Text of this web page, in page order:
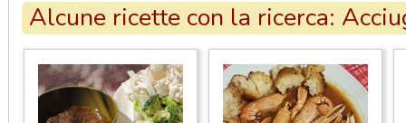
Alcune ricette con la ricerca: